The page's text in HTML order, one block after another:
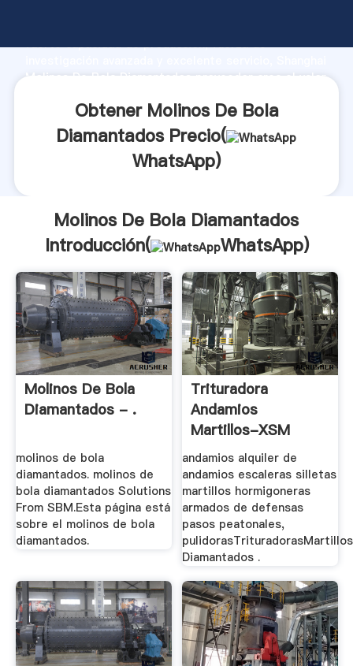
fuerte capacidad de producción, fuerza de
Molinos De Bola Diamantados proveedor crea el valor
Obtener Molinos De Bola
Diamantados Precio(
WhatsApp)
Molinos De Bola Diamantados
Introducción(
WhatsApp)
Molinos De Bola
Diamantados - .
molinos de bola
diamantados. molinos de
bola diamantados Solutions
From SBM.Esta página está
sobre el molinos de bola
diamantados.
Trituradora
Andamios
Martillos-XSM
Trituradora .
andamios alquiler de
andamios escaleras silletas
martillos hormigoneras
armados de defensas
pasos peatonales,
Diamantados .